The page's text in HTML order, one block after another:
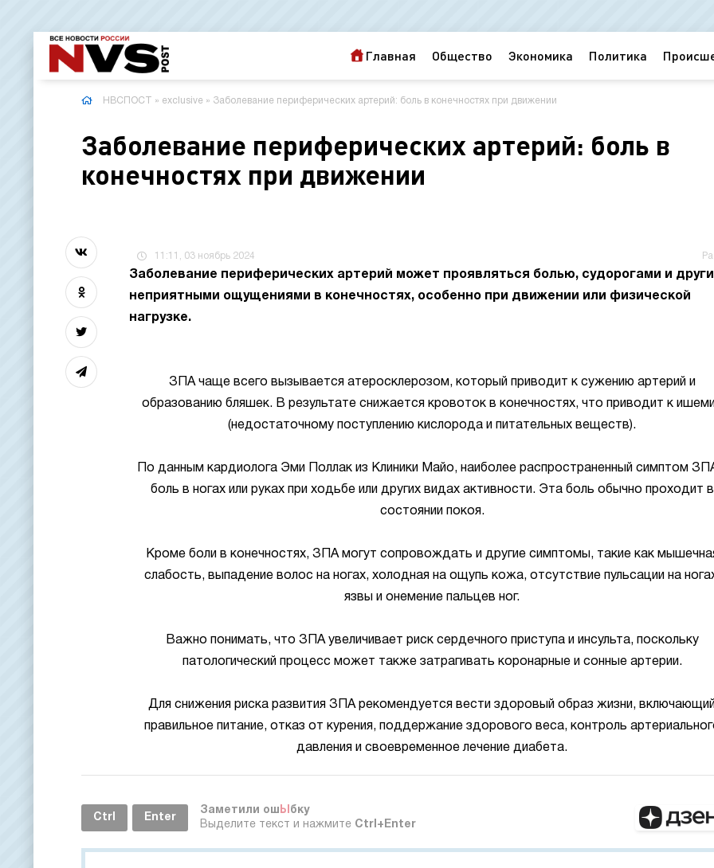
Главная Общество Экономика Политика
НВСПОСТ » exclusive » Заболевание периферических артерий: боль в конечностях при движении
Заболевание периферических артерий: боль в
конечностях при движении
11:11, 03 ноябрь 2024
Заболевание периферических артерий может проявляться болью, судорогами и
неприятными ощущениями в конечностях, особенно при движении или физической
нагрузке.
ЗПА чаще всего вызывается атеросклерозом, который приводит к сужению артерий и
образованию бляшек. В результате снижается кровоток в конечностях, что приводит к
(недостаточному поступлению кислорода и питательных веществ).
По данным кардиолога Эми Поллак из Клиники Майо, наиболее распространенный симптом
боль в ногах или руках при ходьбе или других видах активности. Эта боль обычно проходит в
состоянии покоя.
Кроме боли в конечностях, ЗПА могут сопровождать и другие симптомы, такие как
слабость, выпадение волос на ногах, холодная на ощупь кожа, отсутствие пульсации на
язвы и онемение пальцев ног.
Важно понимать, что ЗПА увеличивает риск сердечного приступа и инсульта, поскольку
патологический процесс может также затрагивать коронарные и сонные артерии.
Для снижения риска развития ЗПА рекомендуется вести здоровый образ жизни,
правильное питание, отказ от курения, поддержание здорового веса, контроль
давления и своевременное лечение диабета.
Ctrl Enter
Заметили ош Ы бку
Выделите текст и нажмите Ctrl+Enter